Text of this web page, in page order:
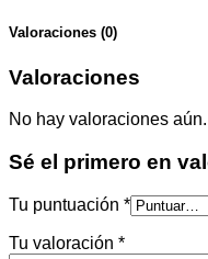
Valoraciones (0)
Valoraciones
No hay valoraciones aún.
Sé el primero en
Tu puntuación *
Tu valoración *